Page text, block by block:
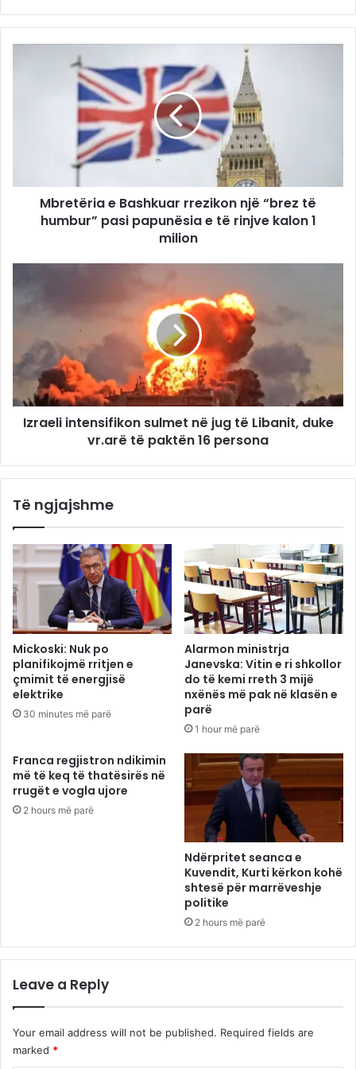
Mbretëria e Bashkuar rrezikon një “brez të
humbur” pasi papunësia e të rinjve kalon 1
milion
Izraeli intensifikon sulmet në jug të Libanit, duke
vr.arë të paktën 16 persona
Të ngjajshme
Mickoski: Nuk po
planifikojmë rritjen e
çmimit të energjisë
elektrike
30 minutes më parë
Alarmon ministrja
Janevska: Vitin e ri shkollor
do të kemi rreth 3 mijë
nxënës më pak në klasën e
parë
1 hour më parë
Franca regjistron ndikimin
më të keq të thatësirës në
rrugët e vogla ujore
2 hours më parë
Ndërpritet seanca e
Kuvendit, Kurti kërkon kohë
shtesë për marrëveshje
politike
2 hours më parë
Leave a Reply
Your email address will not be published. Required fields are
marked *